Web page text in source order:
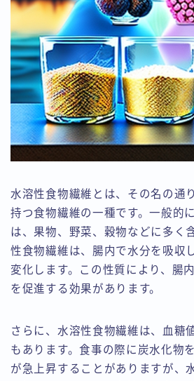
水溶性食物繊維とは、その名の通
持つ食物繊維の一種です。一般的
は、果物、野菜、穀物などに多く
性食物繊維は、腸内で水分を吸収
変化します。この性質により、腸
を促進する効果があります。
さらに、水溶性食物繊維は、血糖
もあります。食事の際に炭水化物
が急上昇することがありますが、